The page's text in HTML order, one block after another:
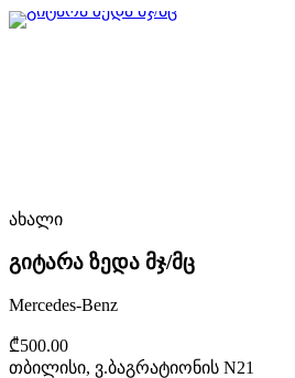
ახალი
გიტარა ზედა მჯ/მც
Mercedes-Benz
₾500.00
თბილისი, ვ.ბაგრატიონის N21